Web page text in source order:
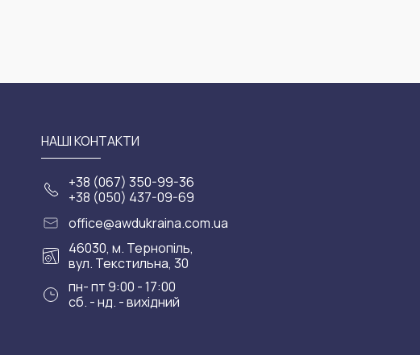
НАШІ КОНТАКТИ
+38 (067) 350-99-36
+38 (050) 437-09-69
office@awdukraina.com.ua
46030, м. Тернопіль,
вул. Текстильна, 30
пн- пт 9:00 - 17:00
сб. - нд. - вихідний